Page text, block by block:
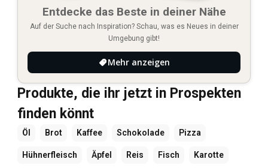
Entdecke das Beste in deiner Nähe
Auf der Suche nach Inspiration? Schau, was es Neues in deiner
Umgebung gibt!
Mehr anzeigen
Produkte, die ihr jetzt in Prospekten
finden könnt
Öl Brot Kaffee Schokolade Pizza
Hühnerfleisch Äpfel Reis Fisch Karotte